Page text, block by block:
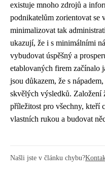
existuje mnoho zdrojů a
podnikatelům zorientovat se
minimalizovat tak
ukazují, že i s minimálními
vybudovat úspěšný a
etablovaných firem začínalo
jsou důkazem, že s
skvělých výsledků. Založení
příležitost pro všechny, kteří
vlastních rukou a budovat
Našli jste v článku chybu?